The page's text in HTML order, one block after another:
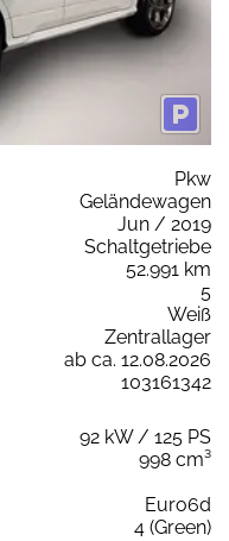
Pkw
Geländewagen
Jun / 2019
Schaltgetriebe
52.991 km
5
Weiß
Zentrallager
ab ca. 12.08.2026
103161342
92 kW / 125 PS
998 cm³
Euro6d
4 (Green)